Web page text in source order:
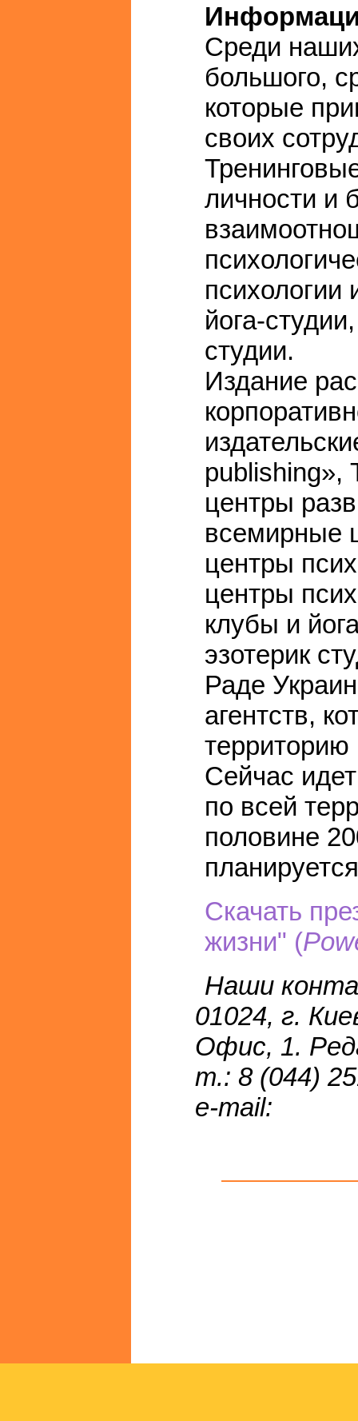
Среди
большого,
которые
своих
личности и
психологии
йога-
студии.
Издание
publishing»,
центры
всемирные
центры
центры
клубы и
эзотерик
Раде
агентств,
Сейчас
по всей
половине
Скачать
жизни" (
Наши
01024, г.
Офис, 1.
т.: 8 (044)
e-mail: